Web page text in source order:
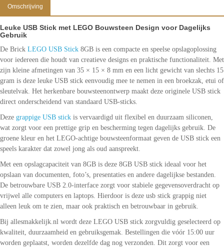
Omschrijving
Leuke USB Stick met LEGO Bouwsteen Design voor Dagelijks
Gebruik
De Brick LEGO USB Stick 8GB is een compacte en speelse opslagoplossing
voor iedereen die houdt van creatieve designs en praktische functionaliteit. Met
zijn kleine afmetingen van 35 × 15 × 8 mm en een licht gewicht van slechts 15
gram is deze leuke USB stick eenvoudig mee te nemen in een broekzak, etui of
sleutelvak. Het herkenbare bouwsteenontwerp maakt deze originele USB stick
direct onderscheidend van standaard USB-sticks.
Deze grappige USB stick is vervaardigd uit flexibel en duurzaam siliconen,
wat zorgt voor een prettige grip en bescherming tegen dagelijks gebruik. De
groene kleur en het LEGO-achtige bouwsteenformaat geven de USB stick een
speels karakter dat zowel jong als oud aanspreekt.
Met een opslagcapaciteit van 8GB is deze 8GB USB stick ideaal voor het
opslaan van documenten, foto’s, presentaties en andere dagelijkse bestanden.
De betrouwbare USB 2.0-interface zorgt voor stabiele gegevensoverdracht op
vrijwel alle computers en laptops. Hierdoor is deze usb stick grappig niet
alleen leuk om te zien, maar ook praktisch en betrouwbaar in gebruik.
Bij allesmakkelijk.nl wordt deze LEGO USB stick zorgvuldig geselecteerd op
kwaliteit, duurzaamheid en gebruiksgemak. Bestellingen die vóór 15:00 uur
worden geplaatst, worden dezelfde dag nog verzonden. Dit zorgt voor een